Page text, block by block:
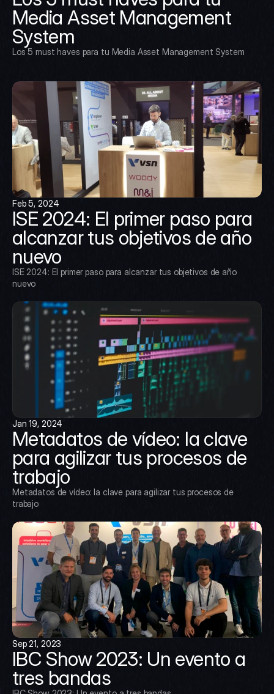
Media Asset Management
System
Los 5 must haves para tu Media Asset Management System
Feb 5, 2024
ISE 2024: El primer paso para
alcanzar tus objetivos de año
nuevo
ISE 2024: El primer paso para alcanzar tus objetivos de año
nuevo
Jan 19, 2024
Metadatos de vídeo: la clave
para agilizar tus procesos de
trabajo
Metadatos de vídeo: la clave para agilizar tus procesos de
trabajo
Sep 21, 2023
IBC Show 2023: Un evento a
tres bandas